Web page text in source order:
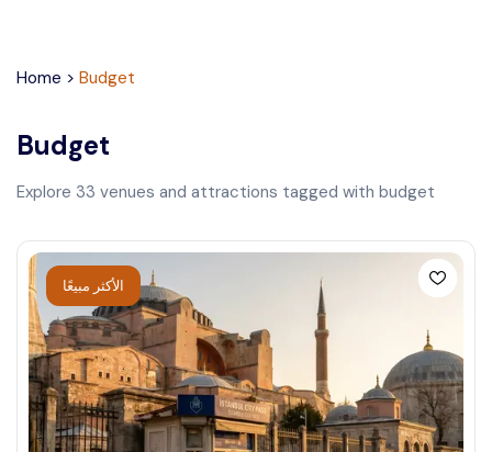
Home > Budget
Budget
Explore 33 venues and attractions tagged with budget
الأكثر مبيعًا